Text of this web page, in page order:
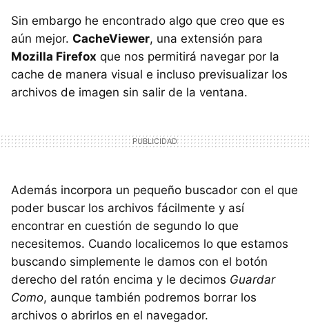
Sin embargo he encontrado algo que creo que es
aún mejor. CacheViewer, una extensión para
Mozilla Firefox que nos permitirá navegar por la
cache de manera visual e incluso previsualizar los
archivos de imagen sin salir de la ventana.
Además incorpora un pequeño buscador con el que
poder buscar los archivos fácilmente y así
encontrar en cuestión de segundo lo que
necesitemos. Cuando localicemos lo que estamos
buscando simplemente le damos con el botón
derecho del ratón encima y le decimos Guardar
Como, aunque también podremos borrar los
archivos o abrirlos en el navegador.